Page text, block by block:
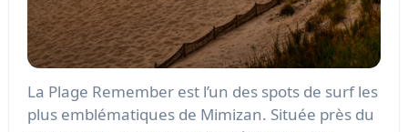
La Plage Remember est l’un des spots de surf les
plus emblématiques de Mimizan. Située près du